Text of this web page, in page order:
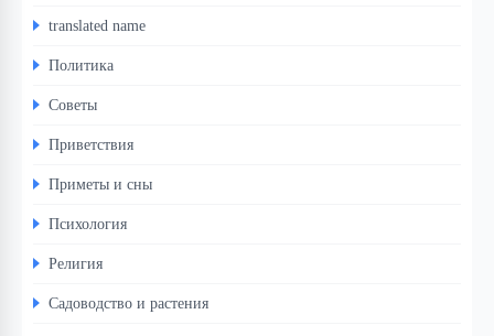
translated name
Политика
Советы
Приветствия
Приметы и сны
Психология
Религия
Садоводство и растения